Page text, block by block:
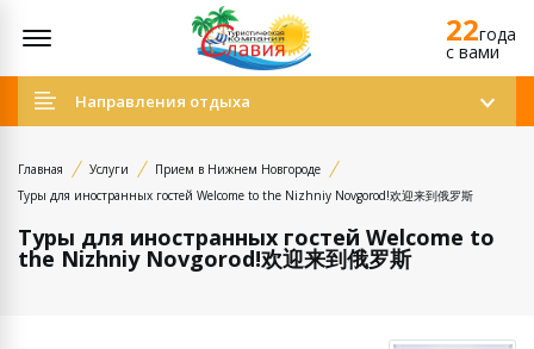
22года
c вами
Направления отдыха
Главная Услуги
Прием в Нижнем Новгороде
Туры для иностранных гостей Welcome to the Nizhniy Novgorod!欢迎来到俄罗斯
Туры для иностранных гостей Welcome to
the Nizhniy Novgorod!欢迎来到俄罗斯